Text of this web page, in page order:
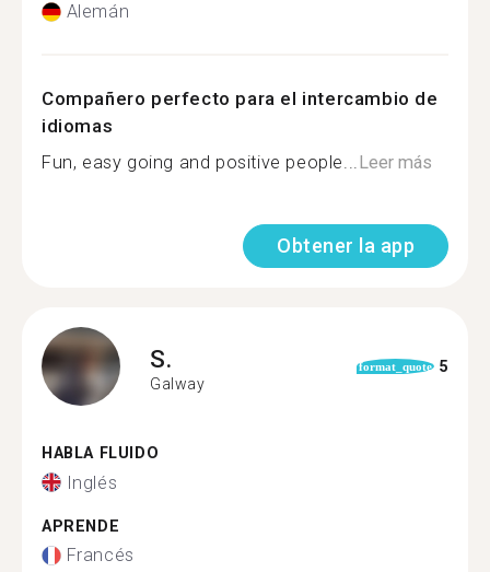
Alemán
Compañero perfecto para el intercambio de
idiomas
Fun, easy going and positive people...Leer más
Obtener la app
S.
Galway
format_quote 5
HABLA FLUIDO
Inglés
APRENDE
Francés